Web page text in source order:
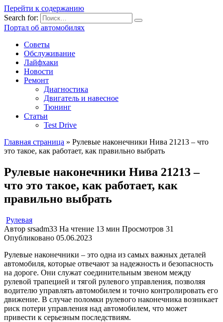
Перейти к содержанию
Search for:
Портал об автомобилях
Советы
Обслуживание
Лайфхаки
Новости
Ремонт
Диагностика
Двигатель и навесное
Тюнинг
Статьи
Test Drive
Главная страница » Рулевые наконечники Нива 21213 – что
это такое, как работает, как правильно выбрать
Рулевые наконечники Нива 21213 –
что это такое, как работает, как
правильно выбрать
Рулевая
Автор srsadm33 На чтение 13 мин Просмотров 31
Опубликовано 05.06.2023
Рулевые наконечники – это одна из самых важных деталей
автомобиля, которые отвечают за надежность и безопасность
на дороге. Они служат соединительным звеном между
рулевой трапецией и тягой рулевого управления, позволяя
водителю управлять автомобилем и точно контролировать его
движение. В случае поломки рулевого наконечника возникает
риск потери управления над автомобилем, что может
привести к серьезным последствиям.